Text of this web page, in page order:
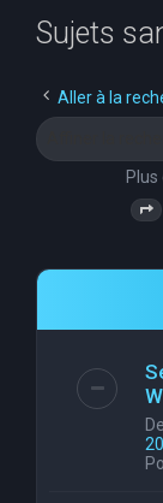
Sujets
Aller à la